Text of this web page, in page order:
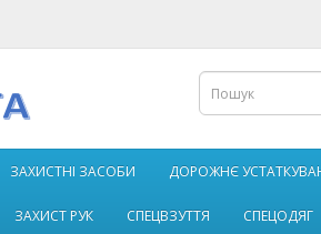
ЗАХИСТНІ ЗАСОБИ ДОРОЖНЄ
ЗАХИСТ РУК СПЕЦВЗУТТЯ СПЕЦОДЯГ